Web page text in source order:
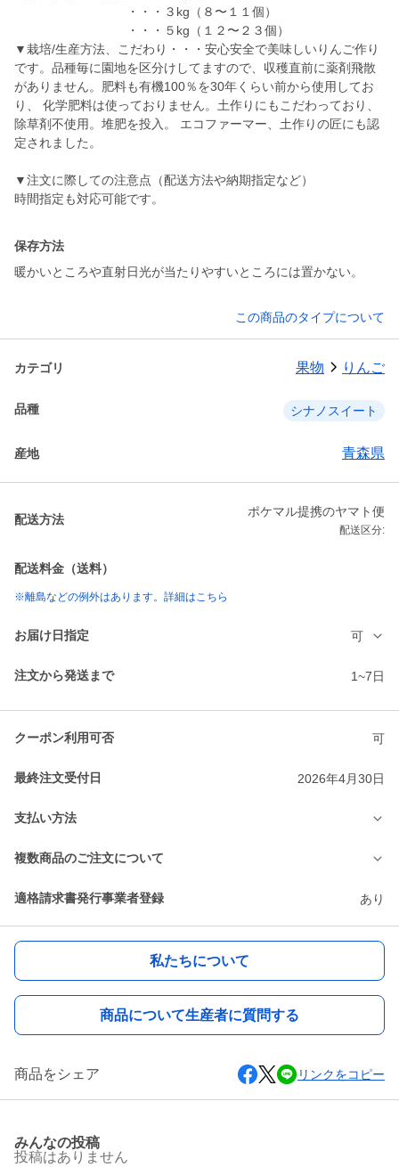
・・・３kg（８〜１１個）
・・・５kg（１２〜２３個）
▼栽培/生産方法、こだわり・・・安心安全で美味しいりんご作り
です。品種毎に園地を区分けしてますので、収穫直前に薬剤飛散
がありません。肥料も有機100％を30年くらい前から使用してお
り、 化学肥料は使っておりません。土作りにもこだわっており、
除草剤不使用。堆肥を投入。 エコファーマー、土作りの匠にも認
定されました。
▼注文に際しての注意点（配送方法や納期指定など）
時間指定も対応可能です。
保存方法
暖かいところや直射日光が当たりやすいところには置かない。
この商品のタイプについて
カテゴリ 果物 りんご
品種 シナノスイート
産地 青森県
配送方法
ポケマル提携のヤマト便
配送区分:
配送料金（送料）
※離島などの例外はあります。詳細はこちら
お届け日指定 可
注文から発送まで 1~7日
クーポン利用可否 可
最終注文受付日 2026年4月30日
支払い方法
複数商品のご注文について
適格請求書発行事業者登録 あり
私たちについて
商品について生産者に質問する
商品をシェア リンクをコピー
みんなの投稿
投稿はありません